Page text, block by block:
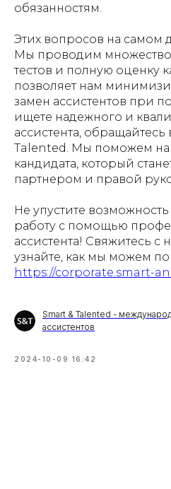
обязанностям.
Этих вопросов на самом
Мы проводим
тестов и полную оценку
позволяет нам
замен ассистентов при
ищете надежного и
ассистента, обращайтесь
Talented. Мы поможем
кандидата, который
партнером и правой
Не упустите
работу с помощью
ассистента! Свяжитесь с
узнайте, как мы можем
https://corporate.smart-
Smart & Talented -
ассистентов
2024-10-09 16:42